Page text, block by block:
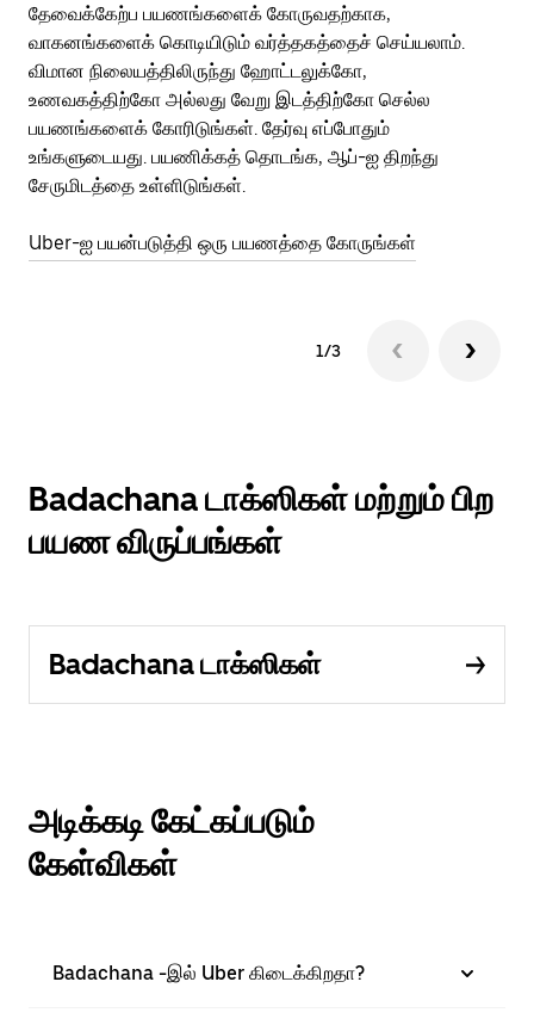
தேவைக்கேற்ப பயணங்களைக் கோருவதற்காக,
வாகனங்களைக் கொடியிடும் வர்த்தகத்தைச் செய்யலாம்.
விமான நிலையத்திலிருந்து ஹோட்டலுக்கோ,
உணவகத்திற்கோ அல்லது வேறு இடத்திற்கோ செல்ல
பயணங்களைக் கோரிடுங்கள். தேர்வு எப்போதும்
உங்களுடையது. பயணிக்கத் தொடங்க, ஆப்-ஐ திறந்து
சேருமிடத்தை உள்ளிடுங்கள்.
Uber-ஐ பயன்படுத்தி ஒரு பயணத்தை கோருங்கள்
1/3
Badachana டாக்ஸிகள் மற்றும் பிற
பயண விருப்பங்கள்
Badachana டாக்ஸிகள்
அடிக்கடி கேட்கப்படும்
கேள்விகள்
Badachana -இல் Uber கிடைக்கிறதா?